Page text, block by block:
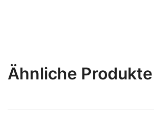
Ähnliche Produkte